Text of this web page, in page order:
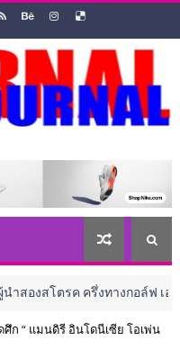
ครึ่งทางกอล์ฟ เอไอจี วีเมนส์
ศึก “ แมนดิรี อินโดนีเซีย โอเพ่น